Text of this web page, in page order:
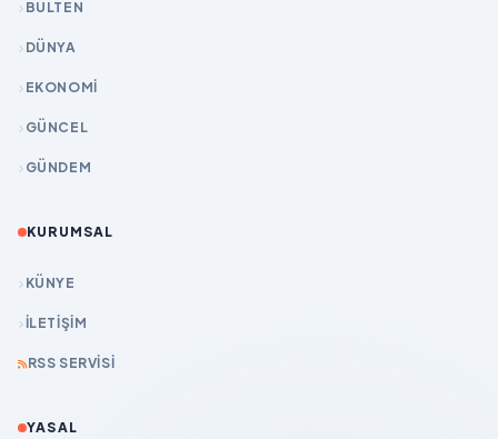
BÜLTEN
DÜNYA
EKONOMİ
GÜNCEL
GÜNDEM
KURUMSAL
KÜNYE
İLETIŞIM
RSS SERVISI
YASAL